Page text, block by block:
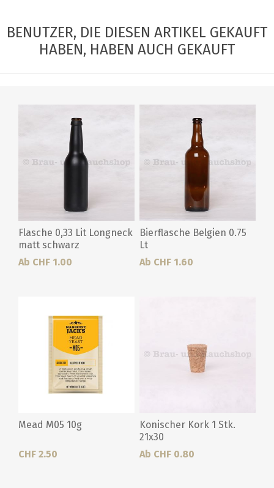
BENUTZER, DIE DIESEN ARTIKEL GEKAUFT
HABEN, HABEN AUCH GEKAUFT
Flasche 0,33 Lit Longneck
matt schwarz
Ab CHF 1.00
Bierflasche Belgien 0.75
Lt
Ab CHF 1.60
Mead M05 10g
CHF 2.50
Konischer Kork 1 Stk.
21x30
Ab CHF 0.80